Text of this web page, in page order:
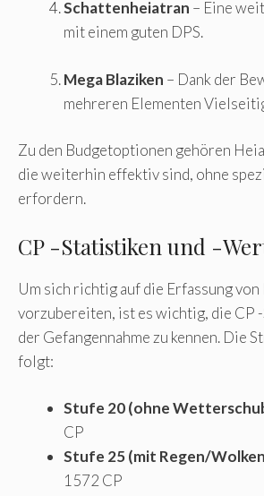
Schattenheiatran – Eine
mit einem guten DPS.
Mega Blaziken – Dank der
mehreren Elementen
Zu den Budgetoptionen gehören
die weiterhin effektiv sind, ohne
erfordern.
CP -Statistiken und -
Um sich richtig auf die Erfassung von
vorzubereiten, ist es wichtig, die CP
der Gefangennahme zu kennen. Die
folgt:
Stufe 20 (ohne
CP
Stufe 25 (mit Regen/
1572 CP